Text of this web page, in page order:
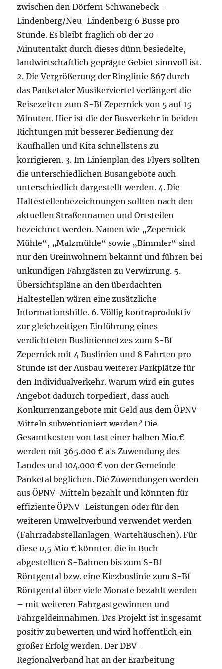
zwischen den Dörfern Schwanebeck –
Lindenberg/Neu-Lindenberg 6 Busse pro
Stunde. Es bleibt fraglich ob der 20-
Minutentakt durch dieses dünn besiedelte,
landwirtschaftlich geprägte Gebiet sinnvoll ist.
2. Die Vergrößerung der Ringlinie 867 durch
das Panketaler Musikerviertel verlängert die
Reisezeiten zum S-Bf Zepernick von 5 auf 15
Minuten. Hier ist die der Busverkehr in beiden
Richtungen mit besserer Bedienung der
Kaufhallen und Kita schnellstens zu
korrigieren. 3. Im Linienplan des Flyers sollten
die unterschiedlichen Busangebote auch
unterschiedlich dargestellt werden. 4. Die
Haltestellenbezeichnungen sollten nach den
aktuellen Straßennamen und Ortsteilen
bezeichnet werden. Namen wie „Zepernick
Mühle“, „Malzmühle“ sowie „Bimmler“ sind
nur den Ureinwohnern bekannt und führen bei
unkundigen Fahrgästen zu Verwirrung. 5.
Übersichtspläne an den überdachten
Haltestellen wären eine zusätzliche
Informationshilfe. 6. Völlig kontraproduktiv
zur gleichzeitigen Einführung eines
verdichteten Busliniennetzes zum S-Bf
Zepernick mit 4 Buslinien und 8 Fahrten pro
Stunde ist der Ausbau weiterer Parkplätze für
den Individualverkehr. Warum wird ein gutes
Angebot dadurch torpediert, dass auch
Konkurrenzangebote mit Geld aus dem ÖPNV-
Mitteln subventioniert werden? Die
Gesamtkosten von fast einer halben Mio.€
werden mit 365.000 € als Zuwendung des
Landes und 104.000 € von der Gemeinde
Panketal beglichen. Die Zuwendungen werden
aus ÖPNV-Mitteln bezahlt und könnten für
effiziente ÖPNV-Leistungen oder für den
weiteren Umweltverbund verwendet werden
(Fahrradabstellanlagen, Wartehäuschen). Für
diese 0,5 Mio € könnten die in Buch
abgestellten S-Bahnen bis zum S-Bf
Röntgental bzw. eine Kiezbuslinie zum S-Bf
Röntgental über viele Monate bezahlt werden
– mit weiteren Fahrgastgewinnen und
Fahrgeldeinnahmen. Das Projekt ist insgesamt
positiv zu bewerten und wird hoffentlich ein
großer Erfolg werden. Der DBV-
Regionalverband hat an der Erarbeitung